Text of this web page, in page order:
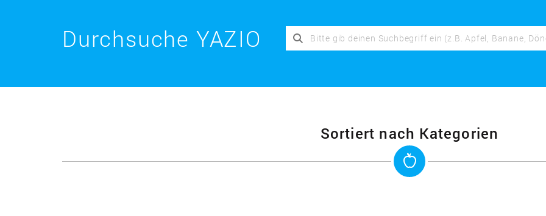
Durchsuche YAZIO
Sortiert nach Kategorien